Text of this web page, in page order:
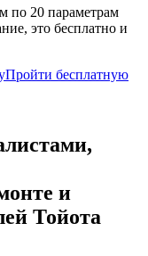
по 20 параметрам
это бесплатно и
Пройти бесплатную
и
Тойота